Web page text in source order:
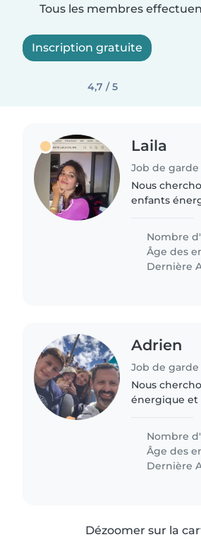
Tous les membres
Inscription gratuite
4,7 / 5
Laila
Job de
Nous
enfants
notre maison
Nombre
Âge des
Dernière
Adrien
Job de
Nous
énergique et
Nombre
Âge des
Dernière
Dézoomer sur la